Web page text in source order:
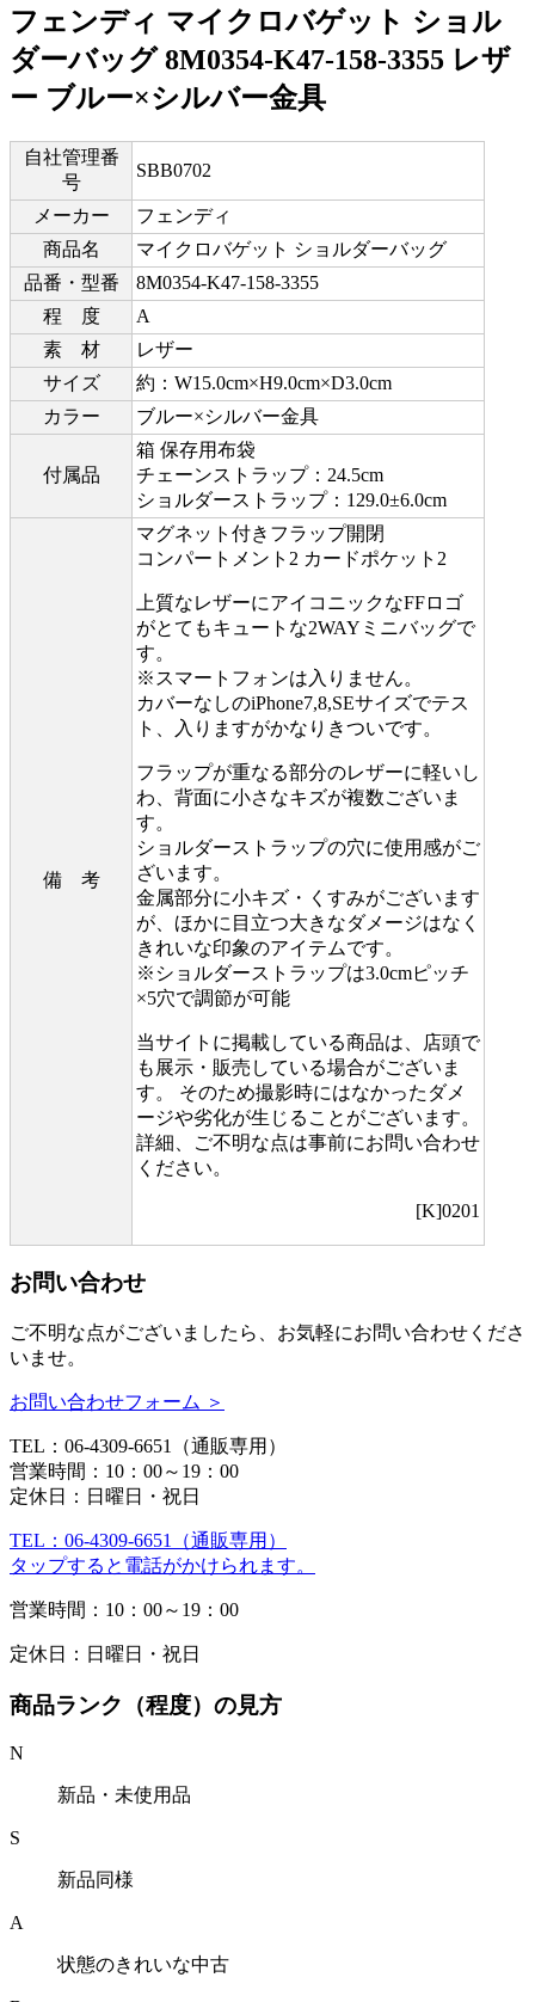
フェンディ マイクロバゲット ショル
ダーバッグ 8M0354-K47-158-3355 レザ
ー ブルー×シルバー金具
自社管理番
号
SBB0702
メーカー
フェンディ
商品名
マイクロバゲット ショルダーバッグ
品番・型番
8M0354-K47-158-3355
程 度
A
素 材
レザー
サイズ
約：W15.0cm×H9.0cm×D3.0cm
カラー
ブルー×シルバー金具
付属品
箱 保存用布袋
チェーンストラップ：24.5cm
ショルダーストラップ：129.0±6.0cm
備 考
マグネット付きフラップ開閉
コンパートメント2 カードポケット2
上質なレザーにアイコニックなFFロゴ
がとてもキュートな2WAYミニバッグで
す。
※スマートフォンは入りません。
カバーなしのiPhone7,8,SEサイズでテス
ト、入りますがかなりきついです。
フラップが重なる部分のレザーに軽いし
わ、背面に小さなキズが複数ございま
す。
ショルダーストラップの穴に使用感がご
ざいます。
金属部分に小キズ・くすみがございます
が、ほかに目立つ大きなダメージはなく
きれいな印象のアイテムです。
※ショルダーストラップは3.0cmピッチ
×5穴で調節が可能
当サイトに掲載している商品は、店頭で
も展示・販売している場合がございま
す。 そのため撮影時にはなかったダメ
ージや劣化が生じることがございます。
詳細、ご不明な点は事前にお問い合わせ
ください。
[K]0201
お問い合わせ
ご不明な点がございましたら、お気軽にお問い合わせくださ
いませ。
お問い合わせフォーム ＞
TEL：06-4309-6651（通販専用）
営業時間：10：00～19：00
定休日：日曜日・祝日
TEL：06-4309-6651（通販専用）
タップすると電話がかけられます。
営業時間：10：00～19：00
定休日：日曜日・祝日
商品ランク（程度）の見方
N
新品・未使用品
S
新品同様
A
状態のきれいな中古